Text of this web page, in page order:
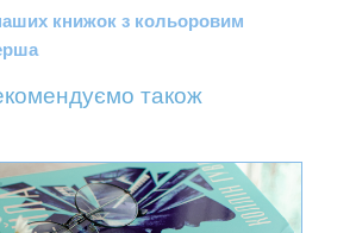
книжок з кольоровим
також